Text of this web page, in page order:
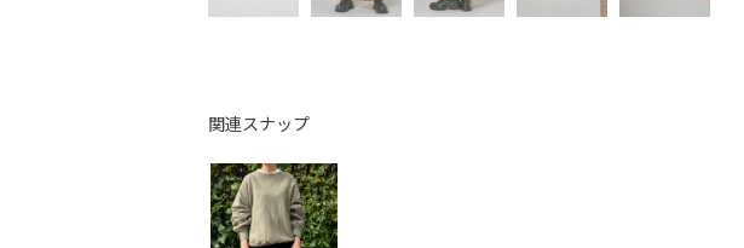
関連スナップ